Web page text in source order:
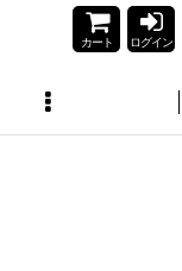
カート ログイン